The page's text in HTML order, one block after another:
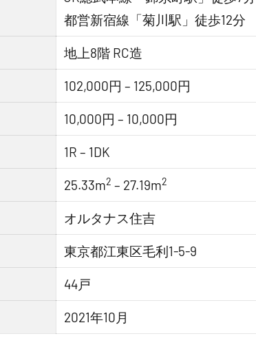
都営新宿線「菊川駅」徒歩12分
地上8階 RC造
102,000円 – 125,000円
10,000円 – 10,000円
1R – 1DK
25.33m2 – 27.19m2
オルタナス住吉
東京都江東区毛利1-5-9
44戸
2021年10月